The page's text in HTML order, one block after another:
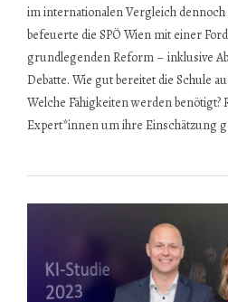
im internationalen Vergleich
befeuerte die SPÖ Wien mit einer
grundlegenden Reform – inklusive
Debatte. Wie gut bereitet die Schule
Welche Fähigkeiten werden benötigt?
Expert*innen um ihre Einschätzung